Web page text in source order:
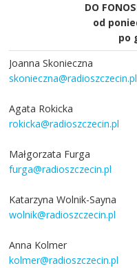
DO
od
po
Joanna Skonieczna
skonieczna@radioszczecin.pl
Agata Rokicka
rokicka@radioszczecin.pl
Małgorzata Furga
furga@radioszczecin.pl
Katarzyna Wolnik-Sayna
wolnik@radioszczecin.pl
Anna Kolmer
kolmer@radioszczecin.pl